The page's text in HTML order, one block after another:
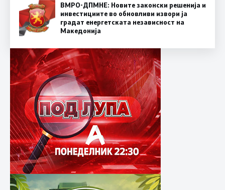
ВМРО-ДПМНЕ: Новите законски решенија и
инвестициите во обновливи извори ја
градат енергетската независност на
Македонија